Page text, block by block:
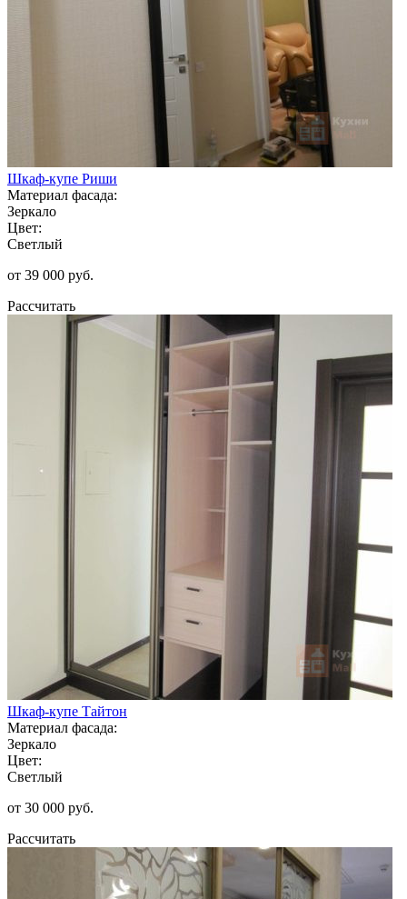
Шкаф-купе Риши
Материал фасада:
Зеркало
Цвет:
Светлый
от 39 000 руб.
Рассчитать
Шкаф-купе Тайтон
Материал фасада:
Зеркало
Цвет:
Светлый
от 30 000 руб.
Рассчитать